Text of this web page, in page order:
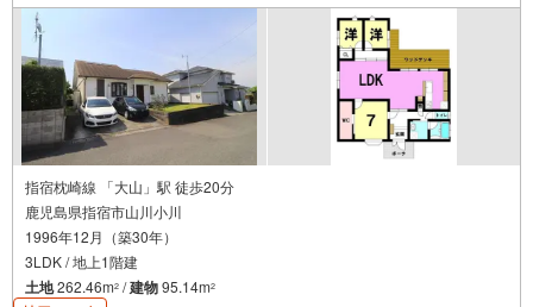
指宿枕崎線 「大山」駅 徒歩20分
鹿児島県指宿市山川小川
1996年12月（築30年）
3LDK / 地上1階建
土地262.46m2 /建物95.14m2